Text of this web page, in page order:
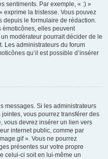
sentiments. Par exemple, « :) »
exprime la tristesse. Vous pouvez
depuis le formulaire de rédaction.
émoticônes, elles peuvent
modérateur pourrait décider de le
Les administrateurs du forum
qu’il est possible d’insérer
messages. Si les administrateurs
vous pourrez transférer des
vous devrez insérer un lien vers
internet public, comme par
». Vous ne pourrez
présentes sur votre propre
celui-ci soit en lui-même un